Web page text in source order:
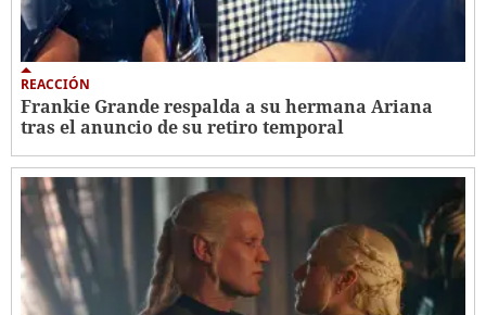
REACCIÓN
Frankie Grande respalda a su hermana Ariana
tras el anuncio de su retiro temporal